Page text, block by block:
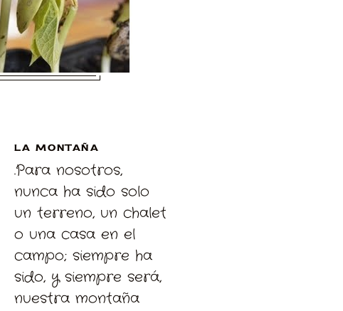
LA MONTAÑA
.Para nosotros,
nunca ha sido solo
un terreno, un chalet
o una casa en el
campo; siempre ha
sido, y siempre será,
nuestra montaña